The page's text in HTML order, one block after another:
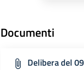
Documenti
Delibera del